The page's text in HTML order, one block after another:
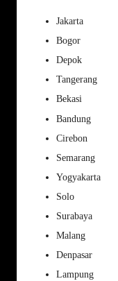
Jakarta
Bogor
Depok
Tangerang
Bekasi
Bandung
Cirebon
Semarang
Yogyakarta
Solo
Surabaya
Malang
Denpasar
Lampung